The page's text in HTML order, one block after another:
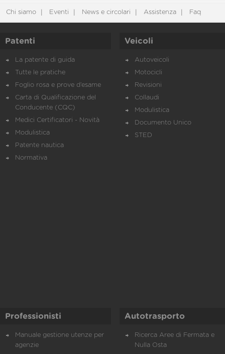
Chi siamo Eventi News e circolari Assistenza Faq
Patenti
La patente di guida
Tutte le pratiche
Foglio rosa e prove d’esame
Carta di Qualificazione del
Conducente (CQC)
Medici Certificatori - Novità
Modulistica
Patente nautica
Normativa
Veicoli
Autoveicoli
Motocicli
Revisioni
Collaudi
Modulistica
Documento Unico
STED
Professionisti
Manuale gestione utenze per
agenzie
Autotrasporto
Ricerca Aree di Fermata e
Nulla Osta